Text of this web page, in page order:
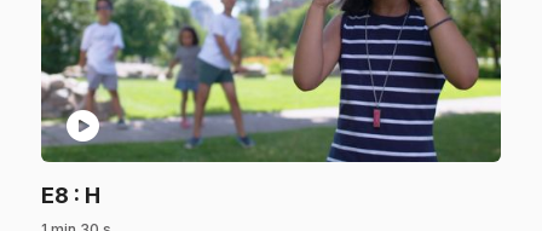
play_circle
E8 : H